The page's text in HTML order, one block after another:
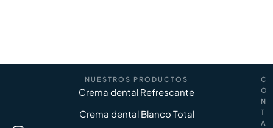
NUESTROS PRODUCTOS
Crema dental Refrescante
Crema dental Blanco Total
C
O
N
T
A